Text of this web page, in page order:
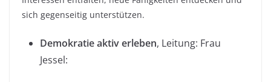
sich gegenseitig unterstützen.
Demokratie aktiv erleben, Leitung: Frau
Jessel: